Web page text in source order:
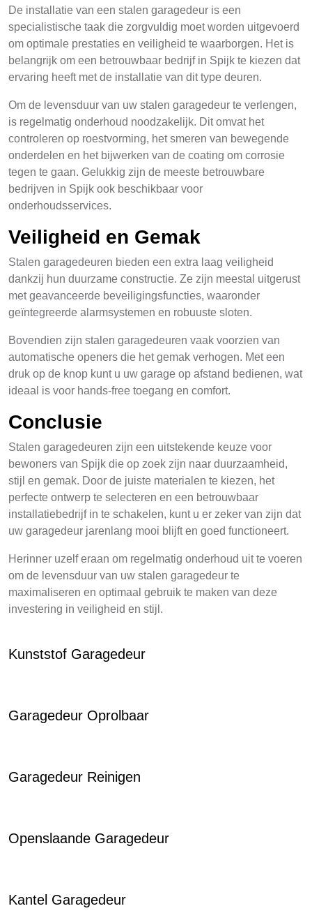
De installatie van een stalen garagedeur is een
specialistische taak die zorgvuldig moet worden uitgevoerd
om optimale prestaties en veiligheid te waarborgen. Het is
belangrijk om een betrouwbaar bedrijf in Spijk te kiezen dat
ervaring heeft met de installatie van dit type deuren.
Om de levensduur van uw stalen garagedeur te verlengen,
is regelmatig onderhoud noodzakelijk. Dit omvat het
controleren op roestvorming, het smeren van bewegende
onderdelen en het bijwerken van de coating om corrosie
tegen te gaan. Gelukkig zijn de meeste betrouwbare
bedrijven in Spijk ook beschikbaar voor
onderhoudsservices.
Veiligheid en Gemak
Stalen garagedeuren bieden een extra laag veiligheid
dankzij hun duurzame constructie. Ze zijn meestal uitgerust
met geavanceerde beveiligingsfuncties, waaronder
geïntegreerde alarmsystemen en robuuste sloten.
Bovendien zijn stalen garagedeuren vaak voorzien van
automatische openers die het gemak verhogen. Met een
druk op de knop kunt u uw garage op afstand bedienen, wat
ideaal is voor hands-free toegang en comfort.
Conclusie
Stalen garagedeuren zijn een uitstekende keuze voor
bewoners van Spijk die op zoek zijn naar duurzaamheid,
stijl en gemak. Door de juiste materialen te kiezen, het
perfecte ontwerp te selecteren en een betrouwbaar
installatiebedrijf in te schakelen, kunt u er zeker van zijn dat
uw garagedeur jarenlang mooi blijft en goed functioneert.
Herinner uzelf eraan om regelmatig onderhoud uit te voeren
om de levensduur van uw stalen garagedeur te
maximaliseren en optimaal gebruik te maken van deze
investering in veiligheid en stijl.
Kunststof Garagedeur
Garagedeur Oprolbaar
Garagedeur Reinigen
Openslaande Garagedeur
Kantel Garagedeur